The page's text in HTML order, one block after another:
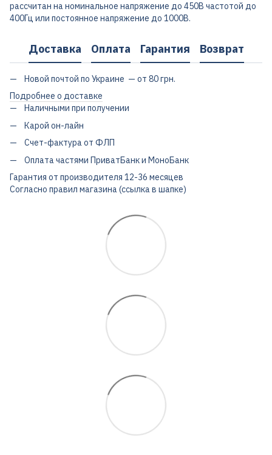
рассчитан на номинальное напряжение до 450В частотой до
400Гц или постоянное напряжение до 1000В.
Доставка Оплата Гарантия Возврат
Новой почтой по Украине — от 80 грн.
Подробнее о доставке
Наличными при получении
Карой он-лайн
Счет-фактура от ФЛП
Оплата частями ПриватБанк и МоноБанк
Гарантия от производителя 12-36 месяцев
Согласно правил магазина (ссылка в шапке)